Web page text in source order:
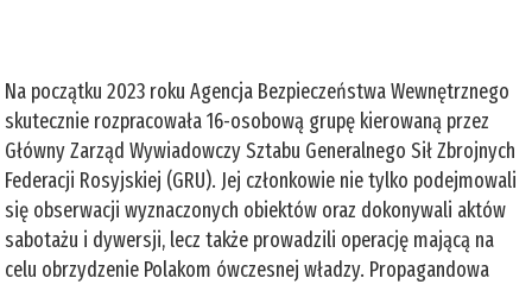
Na początku 2023 roku Agencja Bezpieczeństwa Wewnętrznego
skutecznie rozpracowała 16-osobową grupę kierowaną przez
Główny Zarząd Wywiadowczy Sztabu Generalnego Sił Zbrojnych
Federacji Rosyjskiej (GRU). Jej członkowie nie tylko podejmowali
się obserwacji wyznaczonych obiektów oraz dokonywali aktów
sabotażu i dywersji, lecz także prowadzili operację mającą na
celu obrzydzenie Polakom ówczesnej władzy. Propagandowa